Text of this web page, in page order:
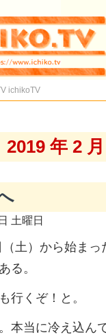
ichikoTV
2019 年 2
土曜日
土）から始ま
る。
行くぞ！と。
本当に冷え込ん